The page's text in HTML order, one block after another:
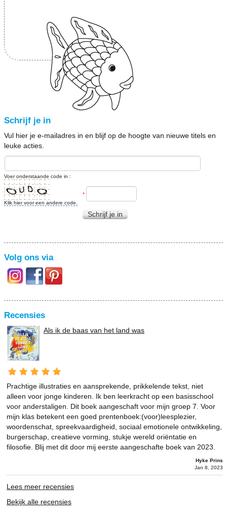
Schrijf je in
Vul hier je e-mailadres in en blijf op de hoogte van nieuwe titels en
leuke acties.
Voer onderstaande code in :
Klik hier voor een andere code.
*
Schrijf je in
Volg ons via
Recensies
Als ik de baas van het land was
Prachtige illustraties en aansprekende, prikkelende tekst, niet
alleen voor jonge kinderen. Ik ben leerkracht op een basisschool
voor anderstaligen. Dit boek aangeschaft voor mijn groep 7. Voor
mijn klas betekent een goed prentenboek:(voor)leesplezier,
woordenschat, spreekvaardigheid, sociaal emotionele ontwikkeling,
burgerschap, creatieve vorming, stukje wereld oriëntatie en
filosofie. Blij met dit door mij eerste aangeschafte boek van 2023.
Hyke Prins
Jan 8, 2023
Lees meer recensies
Bekijk alle recensies